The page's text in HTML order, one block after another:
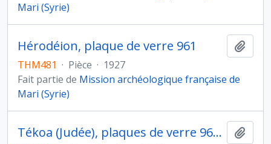
Mari (Syrie)
Hérodéion, plaque de verre 961
THM481 · Pièce · 1927
Fait partie de Mission archéologique française de
Mari (Syrie)
Tékoa (Judée), plaques de verre 962--963